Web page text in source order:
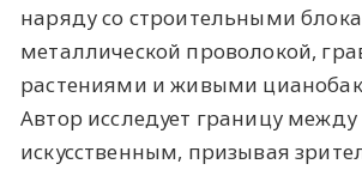
наряду со строительными
металлической проволокой,
растениями и живыми
Автор исследует границу
искусственным, призывая